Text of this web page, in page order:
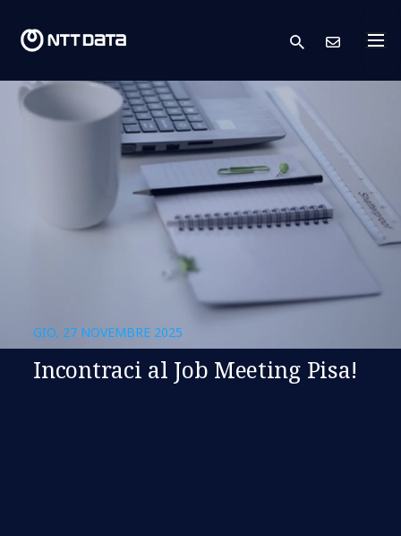
search
GIO, 27 NOVEMBRE 2025
Incontraci al Job Meeting Pisa!